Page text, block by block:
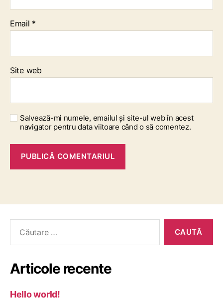
Email *
Site web
Salvează-mi numele, emailul și site-ul web în acest
navigator pentru data viitoare când o să comentez.
Articole recente
Hello world!